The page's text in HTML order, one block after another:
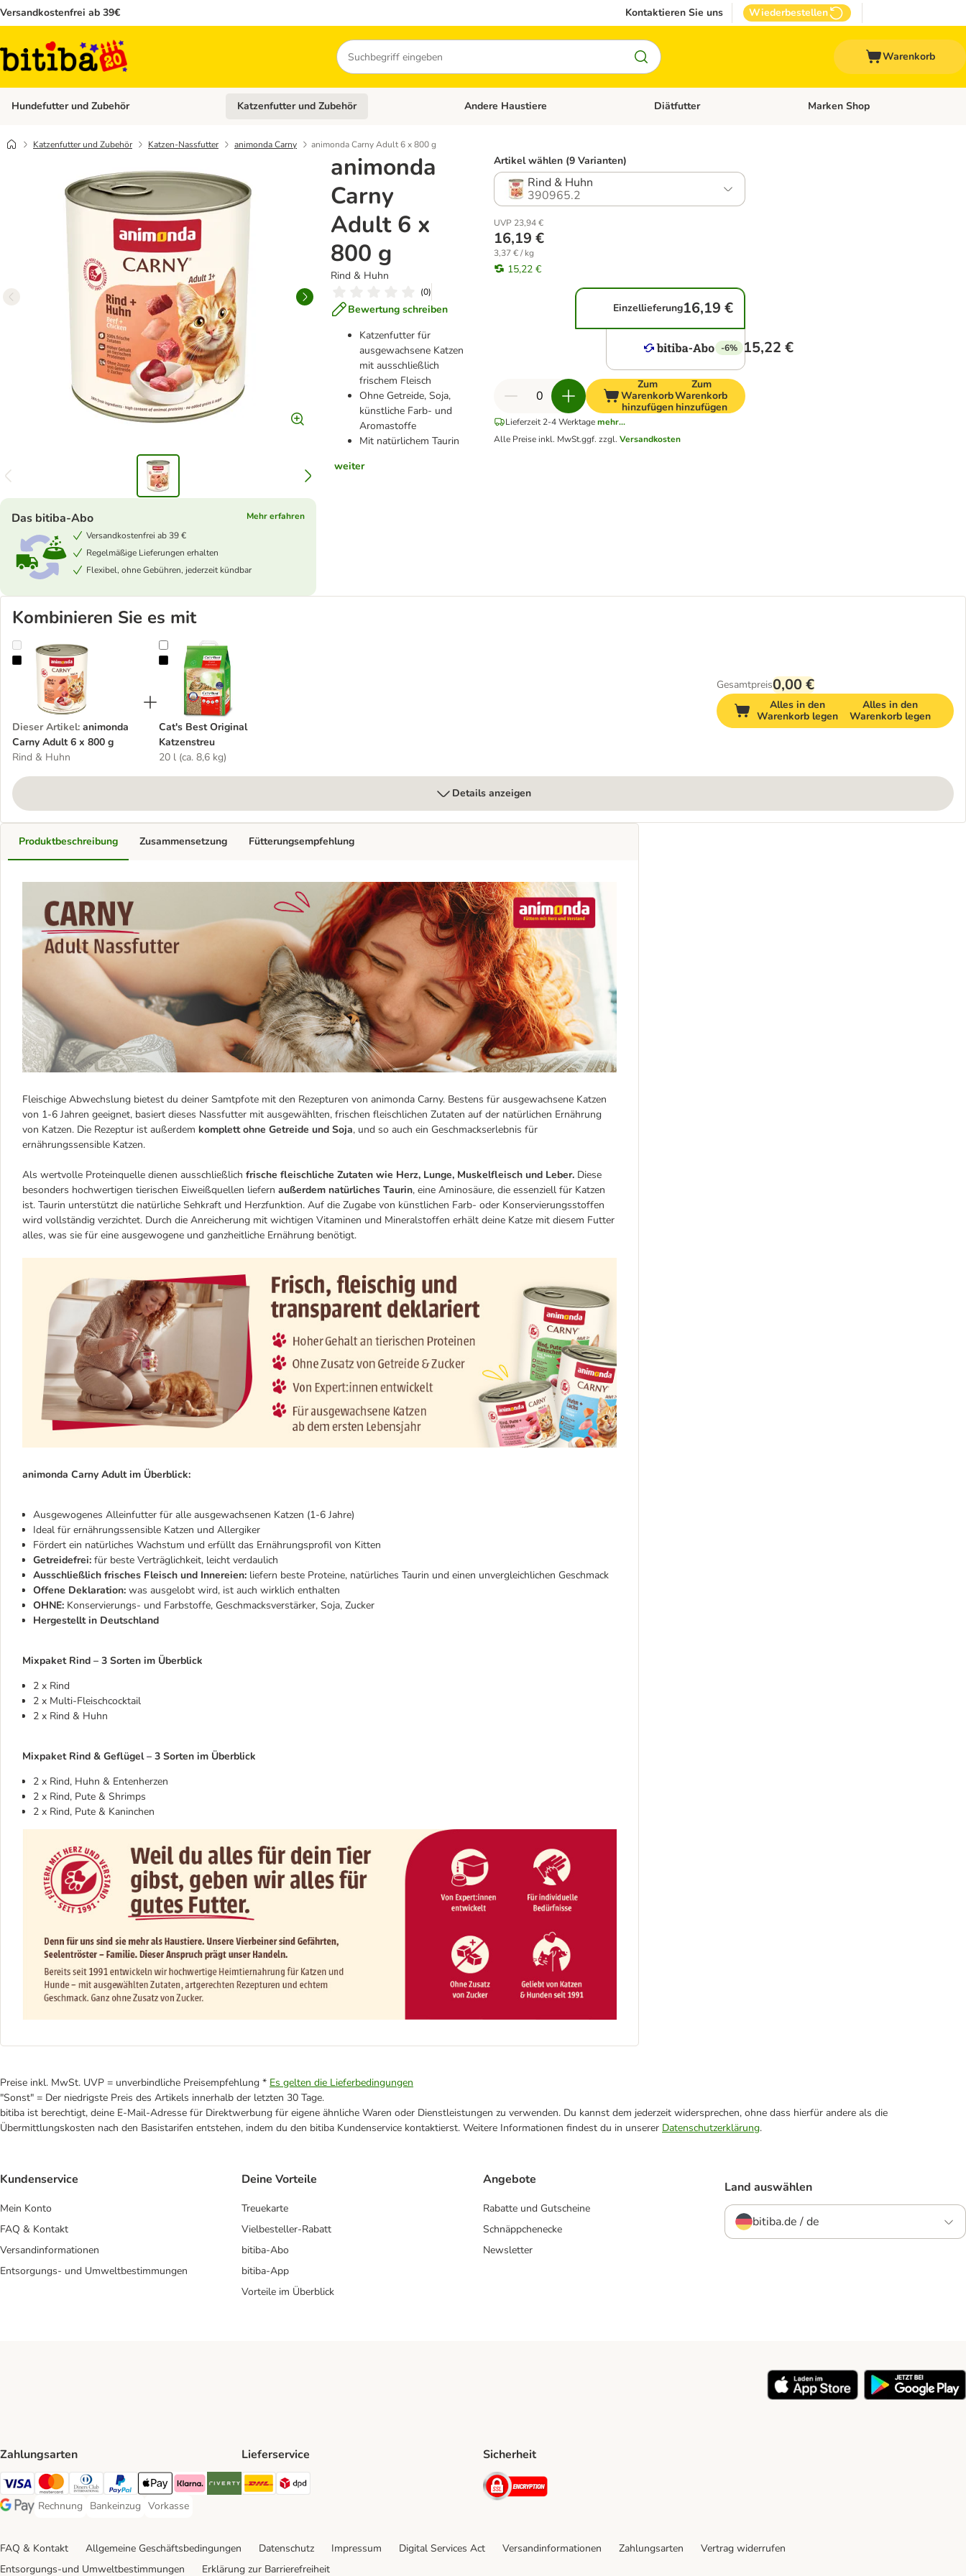
Versandkostenfrei ab 39€ Kontaktieren Sie uns Wiederbestellen
Suchen
Warenkorb
Hundefutter und Zubehör Kategorie-Menü öffnen: Hundefutter und Zubehör
Katzenfutter und Zubehör Kategorie-Menü öffnen: Katzenfutter und Zubehör
Andere Haustiere Kategorie-Menü öffnen: Andere Haustiere
Diätfutter Kategorie-Menü öffnen: Diätfutter
Marken Shop
Katzenfutter und Zubehör Katzen-Nassfutter animonda Carny animonda Carny Adult 6 x 800 g
animonda
Carny
Adult 6 x
800 g
Rind & Huhn
(0)
Bewertung schreiben
Katzenfutter für
ausgewachsene Katzen
mit ausschließlich
frischem Fleisch
Ohne Getreide, Soja,
künstliche Farb- und
Aromastoffe
Mit natürlichem Taurin
weiter
Das bitiba-Abo
Mehr erfahren
Versandkostenfrei ab 39 €
Regelmäßige Lieferungen erhalten
Flexibel, ohne Gebühren, jederzeit kündbar
Artikel wählen (9 Varianten)
Rind & Huhn
390965.2
UVP 23,94 €
16,19 €
3,37 € / kg
15,22 €
Einzellieferung16,19 €
-6% 15,22 €
Zum
Warenkorb
hinzufügen
Zum
Warenkorb
hinzufügen
Lieferzeit 2-4 Werktagemehr...
Alle Preise inkl. MwSt.ggf. zzgl.Versandkosten
Kombinieren Sie es mit
animonda Carny Adult 6 x 800 g
Dieser Artikel: animonda
Carny Adult 6 x 800 g
Rind & Huhn
Cat's Best Original Katzenstreu
Cat's Best Original
Katzenstreu
20 l (ca. 8,6 kg)
Gesamtpreis0,00 €
Alles in den
Warenkorb legen
Alles in den
Warenkorb legen
Details anzeigen
Produktbeschreibung
Fleischige Abwechslung bietest du deiner Samtpfote mit den Rezepturen von animonda Carny. Bestens für ausgewachsene Katzen
von 1-6 Jahren geeignet, basiert dieses Nassfutter mit ausgewählten, frischen fleischlichen Zutaten auf der natürlichen Ernährung
von Katzen. Die Rezeptur ist außerdem komplett ohne Getreide und Soja, und so auch ein Geschmackserlebnis für
ernährungssensible Katzen.
Als wertvolle Proteinquelle dienen ausschließlich frische fleischliche Zutaten wie Herz, Lunge, Muskelfleisch und Leber. Diese
besonders hochwertigen tierischen Eiweißquellen liefern außerdem natürliches Taurin, eine Aminosäure, die essenziell für Katzen
ist. Taurin unterstützt die natürliche Sehkraft und Herzfunktion. Auf die Zugabe von künstlichen Farb- oder Konservierungsstoffen
wird vollständig verzichtet. Durch die Anreicherung mit wichtigen Vitaminen und Mineralstoffen erhält deine Katze mit diesem Futter
alles, was sie für eine ausgewogene und ganzheitliche Ernährung benötigt.
animonda Carny Adult im Überblick:
Ausgewogenes Alleinfutter für alle ausgewachsenen Katzen (1-6 Jahre)
Ideal für ernährungssensible Katzen und Allergiker
Fördert ein natürliches Wachstum und erfüllt das Ernährungsprofil von Kitten
Getreidefrei: für beste Verträglichkeit, leicht verdaulich
Ausschließlich frisches Fleisch und Innereien: liefern beste Proteine, natürliches Taurin und einen unvergleichlichen Geschmack
Offene Deklaration: was ausgelobt wird, ist auch wirklich enthalten
OHNE: Konservierungs- und Farbstoffe, Geschmacksverstärker, Soja, Zucker
Hergestellt in Deutschland
Mixpaket Rind – 3 Sorten im Überblick
2 x Rind
2 x Multi-Fleischcocktail
2 x Rind & Huhn
Mixpaket Rind & Geflügel – 3 Sorten im Überblick
2 x Rind, Huhn & Entenherzen
2 x Rind, Pute & Shrimps
2 x Rind, Pute & Kaninchen
Zusammensetzung Fütterungsempfehlung
Preise inkl. MwSt. UVP = unverbindliche Preisempfehlung * Es gelten die Lieferbedingungen
"Sonst" = Der niedrigste Preis des Artikels innerhalb der letzten 30 Tage.
bitiba ist berechtigt, deine E-Mail-Adresse für Direktwerbung für eigene ähnliche Waren oder Dienstleistungen zu verwenden. Du kannst dem jederzeit widersprechen, ohne dass hierfür andere als die
Übermittlungskosten nach den Basistarifen entstehen, indem du den bitiba Kundenservice kontaktierst. Weitere Informationen findest du in unserer Datenschutzerklärung.
Kundenservice
Mein Konto
FAQ & Kontakt
Versandinformationen
Entsorgungs- und Umweltbestimmungen
Deine Vorteile
Treuekarte
Vielbesteller-Rabatt
bitiba-Abo
bitiba-App
Vorteile im Überblick
Angebote
Rabatte und Gutscheine
Schnäppchenecke
Newsletter
Land auswählen
bitiba.de / de
Zahlungsarten
Visa Payment Method
Mastercard Payment Method
Diners Club Payment Method
PayPal Payment Method
Apple Pay Payment Method
Klarna Payment Method
Riverty Payment Method
Google Pay Payment Method
Rechnung
Rechnung Payment Method
Bankeinzug
Bankeinzug Payment Method
Vorkasse
Vorkasse Payment Method
Lieferservice
DHL Shipping Method
Sicherheit
Security
FAQ & Kontakt Allgemeine Geschäftsbedingungen Datenschutz Impressum Digital Services Act Versandinformationen Zahlungsarten
Vertrag widerrufen
Entsorgungs-und Umweltbestimmungen
Erklärung zur Barrierefreiheit